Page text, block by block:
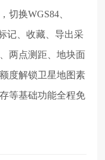
切换WGS84、
记、收藏、导出采
两点测距、地块面
度解锁卫星地图素
等基础功能全程免